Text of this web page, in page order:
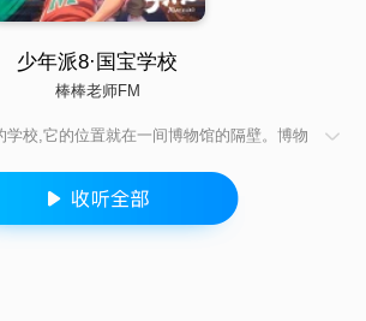
少年派8·国宝学校
棒棒老师FM
学校,它的位置就在一间博物馆的隔壁。博物
宝学校的小学生，无意中他们通过谷夏家族
镜，得知了有关国宝侍宝人的秘密。后母戊
玉龙..... 一件件国宝背后的侍宝人身份被逐
的家族背负着怎样的艰巨使命?他们还能找
齐通往长河镇的通关文牒，就能解开谷夏妈